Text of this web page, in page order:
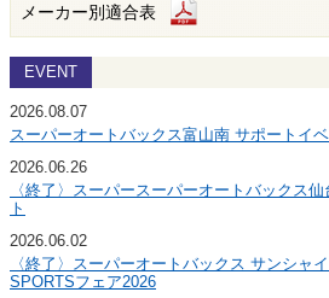
メーカー別適合表
EVENT
2026.08.07
スーパーオートバックス富山南 サポートイ
2026.06.26
〈終了〉スーパースーパーオートバックス
ト
2026.06.02
〈終了〉スーパーオートバックス サンシャ
SPORTSフェア2026